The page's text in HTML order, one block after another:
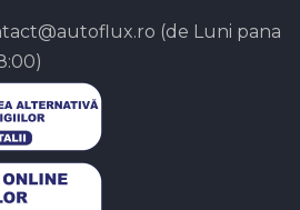
(de Luni pana